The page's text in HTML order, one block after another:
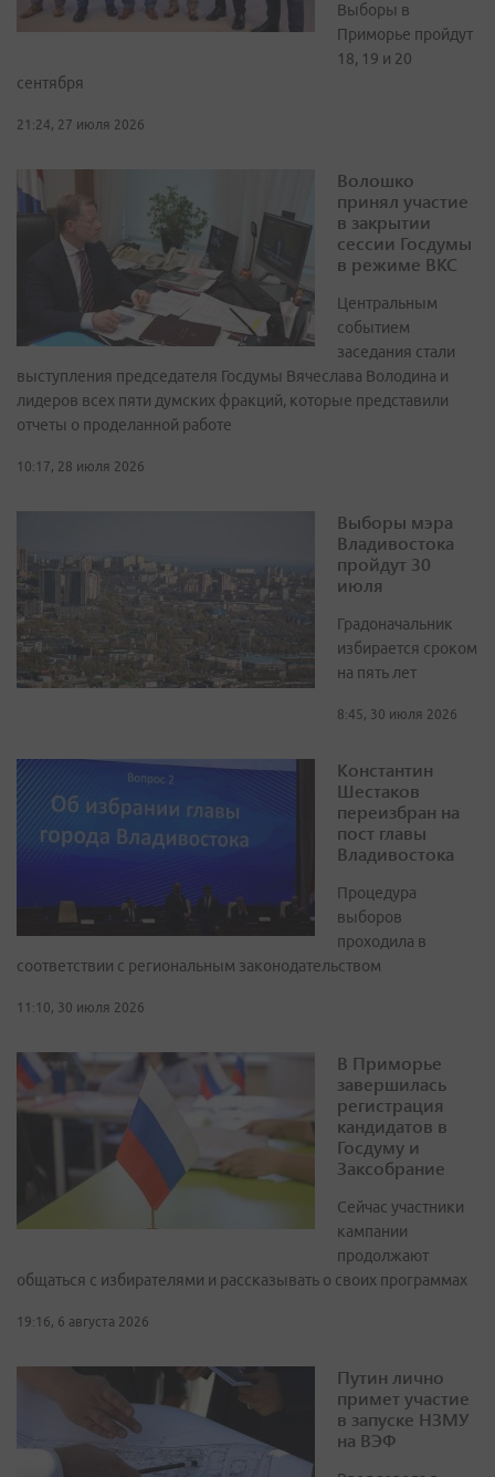
Выборы в
Приморье пройдут
18, 19 и 20
сентября
21:24, 27 июля 2026
Волошко
принял участие
в закрытии
сессии Госдумы
в режиме ВКС
Центральным
событием
заседания стали
выступления председателя Госдумы Вячеслава Володина и
лидеров всех пяти думских фракций, которые представили
отчеты о проделанной работе
10:17, 28 июля 2026
Выборы мэра
Владивостока
пройдут 30
июля
Градоначальник
избирается сроком
на пять лет
8:45, 30 июля 2026
Константин
Шестаков
переизбран на
пост главы
Владивостока
Процедура
выборов
проходила в
соответствии с региональным законодательством
11:10, 30 июля 2026
В Приморье
завершилась
регистрация
кандидатов в
Госдуму и
Заксобрание
Сейчас участники
кампании
продолжают
общаться с избирателями и рассказывать о своих программах
19:16, 6 августа 2026
Путин лично
примет участие
в запуске НЗМУ
на ВЭФ